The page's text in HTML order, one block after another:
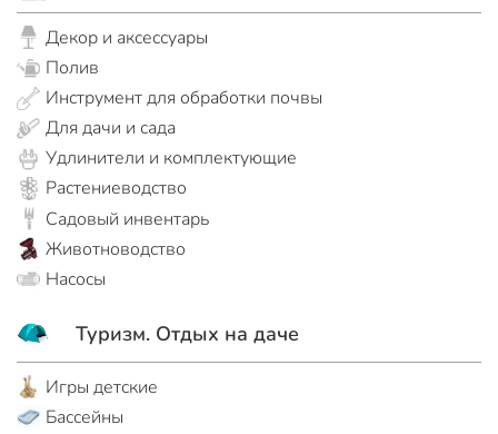
Декор и аксессуары
Полив
Инструмент для обработки почвы
Для дачи и сада
Удлинители и комплектующие
Растениеводство
Садовый инвентарь
Животноводство
Насосы
Туризм. Отдых на даче
Игры детские
Бассейны